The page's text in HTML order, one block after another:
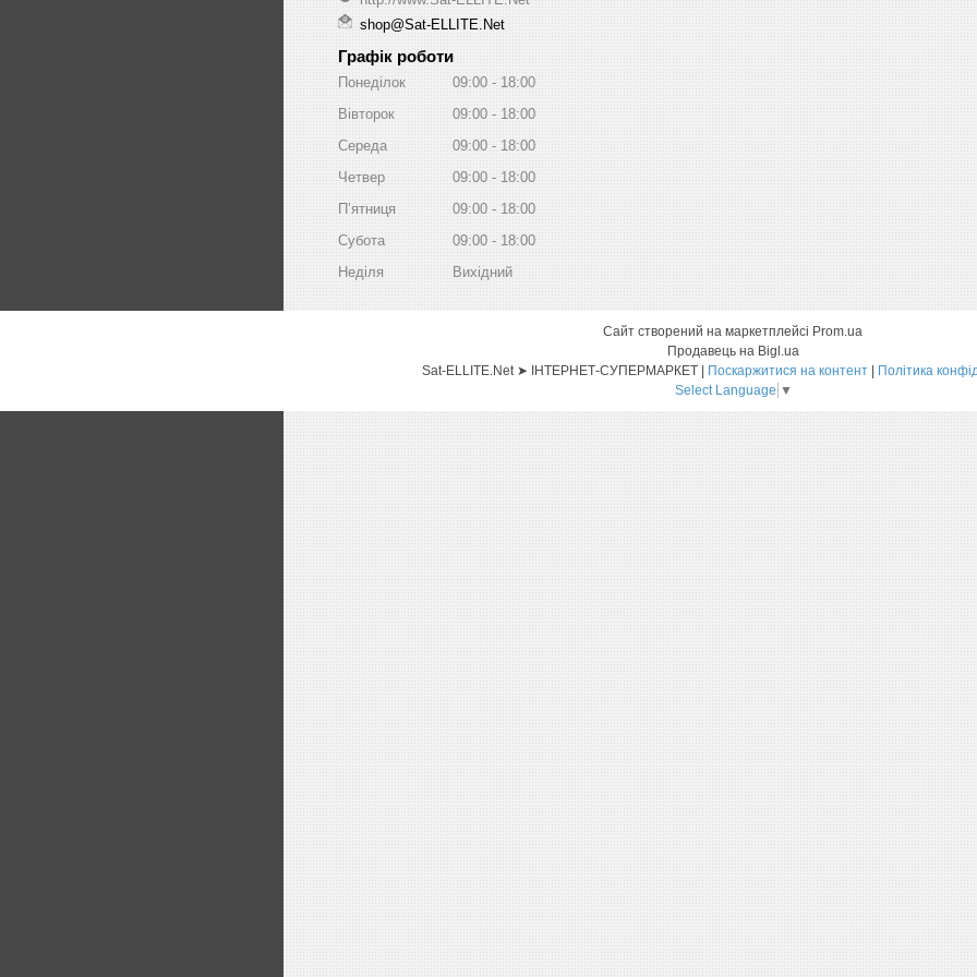
shop@Sat-ELLITE.Net
Графік роботи
Понеділок 09:00
18:00
Вівторок
09:00
18:00
Середа
09:00
18:00
Четвер
09:00
18:00
Пʼятниця
09:00
18:00
Субота
09:00
18:00
Неділя
Вихідний
Сайт створений на маркетплейсі Prom.ua
Продавець на Bigl.ua
Sat-ELLITE.Net ➤ ІНТЕРНЕТ-СУПЕРМАРКЕТ | Поскаржитися на контент | Політика
Select Language ▼